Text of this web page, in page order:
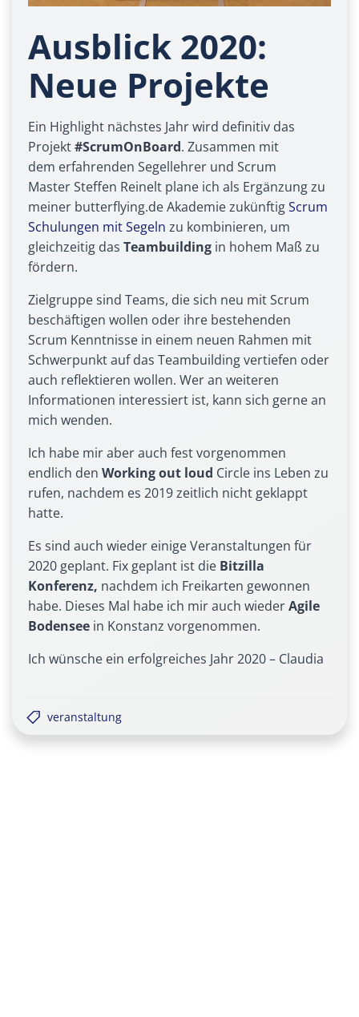
Ausblick 2020:
Neue Projekte
Ein Highlight nächstes Jahr wird definitiv das
Projekt#ScrumOnBoard. Zusammen mit
dem erfahrenden Segellehrer und Scrum
Master Steffen Reinelt plane ich als Ergänzung zu
meiner butterflying.de Akademie zukünftigScrum
Schulungen mit Segeln zu kombinieren, um
gleichzeitig das Teambuilding in hohem Maß zu
fördern.
Zielgruppe sind Teams, die sich neu mit Scrum
beschäftigen wollen oder ihre bestehenden
Scrum Kenntnisse in einem neuen Rahmen mit
Schwerpunkt auf das Teambuilding vertiefen oder
auch reflektieren wollen. Wer an weiteren
Informationen interessiert ist, kann sich gerne an
mich wenden.
Ich habe mir aber auch fest vorgenommen
endlich den Working out loud Circle ins Leben zu
rufen, nachdem es 2019 zeitlich nicht geklappt
hatte.
Es sind auch wieder einige Veranstaltungen für
2020 geplant. Fix geplant ist die Bitzilla
Konferenz, nachdem ich Freikarten gewonnen
habe. Dieses Mal habe ich mir auch wiederAgile
Bodensee in Konstanz vorgenommen.
Ich wünsche ein erfolgreiches Jahr 2020 – Claudia
veranstaltung